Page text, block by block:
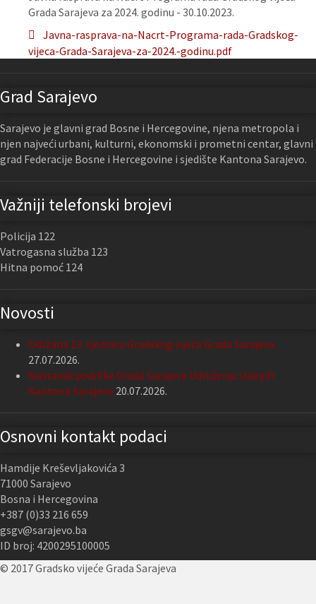
Grada Sarajeva za 2024. godinu - 30.10.2023.
Javna-rasprava-na-Nacrt-Programa-rada-Gradskog-
vijeca-Grada-Sarajeva-za-2024.-godinu.pdf
Grad Sarajevo
Sarajevo je glavni grad Bosne i Hercegovine, njena metropola i
njen najveći urbani, kulturni, ekonomski i prometni centar, glavni
grad Federacije Bosne i Hercegovine i sjedište Kantona Sarajevo.
Važniji telefonski brojevi
Policija 122
Vatrogasna služba 123
Hitna pomoć 124
Novosti
Održana 13. sjednica Gradskog vijeća Grada Sarajeva
27.07.2026.
Nastavak podrške Grada Sarajeva Udruženju slijepih
Kantona Sarajevo 20.07.2026.
Osnovni kontakt podaci
Hamdije Kreševljakovića 3
71000 Sarajevo
Bosna i Hercegovina
+387 (0)33 216 659
gsgv@sarajevo.ba
ID broj: 4200295100005
© 2017 Gradsko vijeće Grada Sarajeva